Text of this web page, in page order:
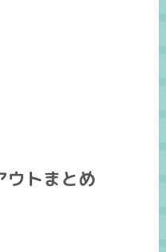
ウトまとめ